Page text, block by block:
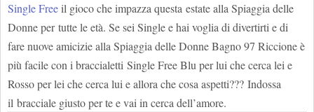
Single Freeil gioco che impazza questa estate alla Spiaggia delle
Donne per tutte le età. Se sei Single e hai voglia di divertirti e di
fare nuove amicizie alla Spiaggia delle Donne Bagno 97 Riccione è
più facile con i braccialetti Single Free Blu per lui che cerca lei e
Rosso per lei che cerca lui e allora che cosa aspetti??? Indossa
il bracciale giusto per te e vai in cerca dell’amore.